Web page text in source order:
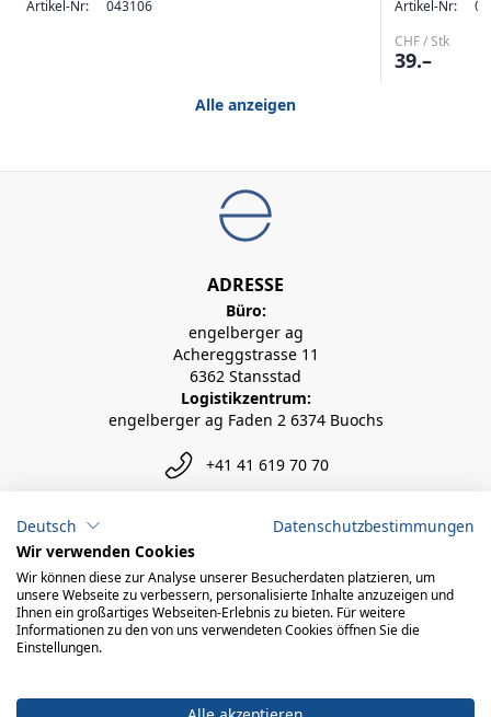
Artikel-Nr: 043106 Artikel-Nr:
CHF / Stk
39.–
Alle anzeigen
ADRESSE
Büro:
engelberger ag
Achereggstrasse 11
6362 Stansstad
Logistikzentrum:
engelberger ag Faden 2 6374 Buochs
+41 41 619 70 70
info@engelberger.ch
Deutsch
Datenschutzbestimmungen
Wir verwenden Cookies
Wir können diese zur Analyse unserer Besucherdaten platzieren, um
unsere Webseite zu verbessern, personalisierte Inhalte anzuzeigen und
Ihnen ein großartiges Webseiten-Erlebnis zu bieten. Für weitere
Informationen zu den von uns verwendeten Cookies öffnen Sie die
Einstellungen.